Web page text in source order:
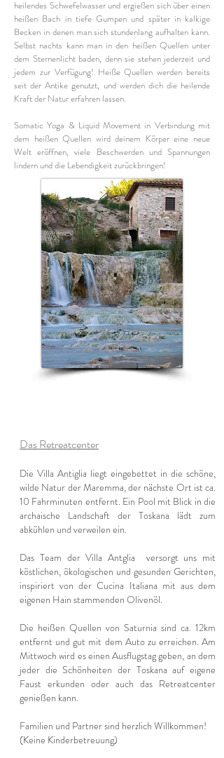
heilendes Schwefelwasser und ergießen sich über einen
heißen Bach in tiefe Gumpen und später in kalkige
Becken in denen man sich stundenlang aufhalten kann.
Selbst nachts kann man in den heißen Quellen unter
dem Sternenlicht baden, denn sie stehen jederzeit und
jedem zur Verfügung! Heiße Quellen werden bereits
seit der Antike genutzt, und werden dich die heilende
Kraft der Natur erfahren lassen.
Somatic Yoga & Liquid Movement in Verbindung mit
dem heißen Quellen wird deinem Körper eine neue
Welt eröffnen, viele Beschwerden und Spannungen
lindern und die Lebendigkeit zurückbringen!
Das Retreatcenter
Die Villa Antiglia liegt eingebettet in die schöne,
wilde Natur der Maremma, der nächste Ort ist ca.
10 Fahrminuten entfernt. Ein Pool mit Blick in die
archaische Landschaft der Toskana lädt zum
abkühlen und verweilen ein.
Das Team der Villa Antglia versorgt uns mit
köstlichen, ökologischen und gesunden Gerichten,
inspiriert von der Cucina Italiana mit aus dem
eigenen Hain stammenden Olivenöl.
Die heißen Quellen von Saturnia sind ca. 12km
entfernt und gut mit dem Auto zu erreichen. Am
Mittwoch wird es einen Ausflugstag geben, an dem
jeder die Schönheiten der Toskana auf eigene
Faust erkunden oder auch das Retreatcenter
genießen kann.
Familien und Partner sind herzlich Willkommen!
(Keine Kinderbetreuung)